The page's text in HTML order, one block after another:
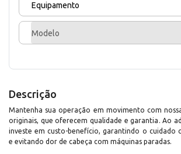
Equipamento
Modelo
Descrição
Mantenha sua operação em movimento com
originais, que oferecem qualidade e garantia. Ao
investe em custo-benefício, garantindo o cuidado
e evitando dor de cabeça com máquinas paradas.